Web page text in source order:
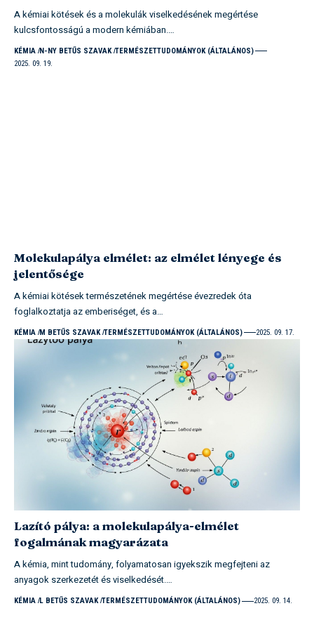
A kémiai kötések és a molekulák viselkedésének megértése
kulcsfontosságú a modern kémiában.…
KÉMIA N-NY BETŰS SZAVAK TERMÉSZETTUDOMÁNYOK (ÁLTALÁNOS)
2025. 09. 19.
Molekulapálya elmélet: az elmélet lényege és
jelentősége
A kémiai kötések természetének megértése évezredek óta
foglalkoztatja az emberiséget, és a…
KÉMIA M BETŰS SZAVAK TERMÉSZETTUDOMÁNYOK (ÁLTALÁNOS) 2025. 09. 17.
Lazító pálya: a molekulapálya-elmélet
fogalmának magyarázata
A kémia, mint tudomány, folyamatosan igyekszik megfejteni az
anyagok szerkezetét és viselkedését.…
KÉMIA L BETŰS SZAVAK TERMÉSZETTUDOMÁNYOK (ÁLTALÁNOS) 2025. 09. 14.